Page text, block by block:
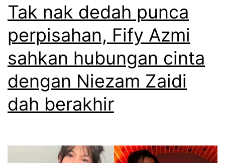
e
j
,
F
i
f
z
Tak nak dedah punca
perpisahan, Fify Azmi
sahkan hubungan cinta
dengan Niezam Zaidi
dah berakhir